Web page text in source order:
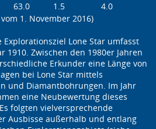
63.0 1.5
4.0
1. November 2016)
Lone Star umfasst
1910. Zwischen den 1980er Jahren
Erkunder eine Länge von
bei Lone Star mittels
und Diamantbohrungen. Im Jahr
eine Neubewertung dieses
folgten vielversprechende
Ausbisse außerhalb und entlang